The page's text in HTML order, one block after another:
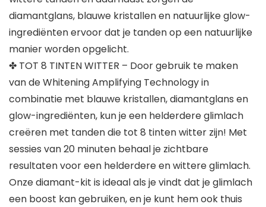
diamantglans, blauwe kristallen en natuurlijke glow-
ingrediënten ervoor dat je tanden op een natuurlijke
manier worden opgelicht.
✤ TOT 8 TINTEN WITTER – Door gebruik te maken
van de Whitening Amplifying Technology in
combinatie met blauwe kristallen, diamantglans en
glow-ingrediënten, kun je een helderdere glimlach
creëren met tanden die tot 8 tinten witter zijn! Met
sessies van 20 minuten behaal je zichtbare
resultaten voor een helderdere en wittere glimlach.
Onze diamant-kit is ideaal als je vindt dat je glimlach
een boost kan gebruiken, en je kunt hem ook thuis